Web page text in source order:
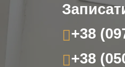
+38
+38